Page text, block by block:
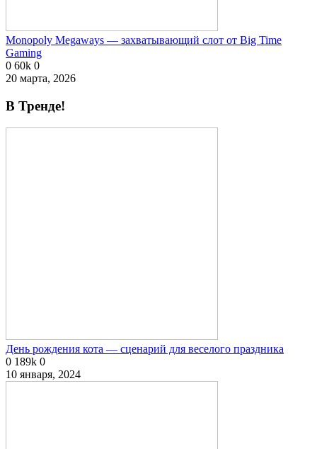
Monopoly Megaways — захватывающий слот от Big Time
Gaming
0 60k 0
20 марта, 2026
В Тренде!
День рождения кота — сценарий для веселого праздника
0 189k 0
10 января, 2024